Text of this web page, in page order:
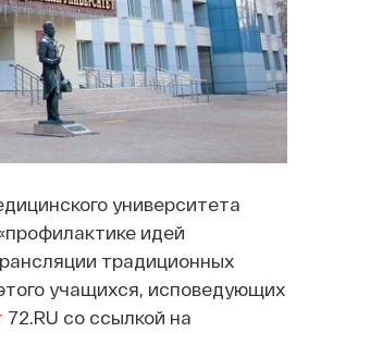
университета
идей
традиционных
учащихся, исповедующих
72.RU со ссылкой на